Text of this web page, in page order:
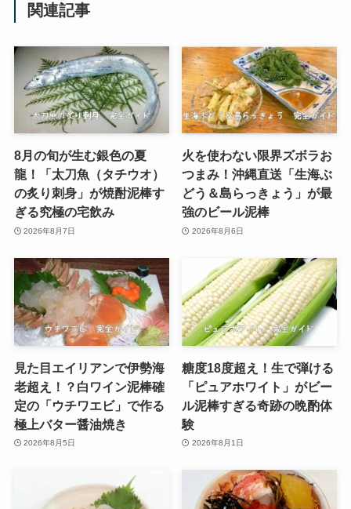
関連記事
8月の旬が生む銀色の夏
龍！「太刀魚（タチウオ）
の炙り刺身」が焼酎泥棒す
ぎる究極の宅飲み
2026年8月7日
火を使わない限界ズボラお
つまみ！沖縄直送「生海ぶ
どう＆島らっきょう」が最
強のビール泥棒
2026年8月6日
見た目エイリアンで伊勢海
老超え！？白ワイン泥棒確
定の「ウチワエビ」で作る
極上バター醤油焼き
2026年8月5日
糖度18度超え！生で弾ける
「ピュアホワイト」がビー
ル泥棒すぎる奇跡の晩酌体
験
2026年8月1日